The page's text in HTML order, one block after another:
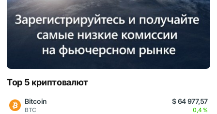
Top 5 криптовалют
Bitcoin
BTC
$ 64 977,57
0,4 %